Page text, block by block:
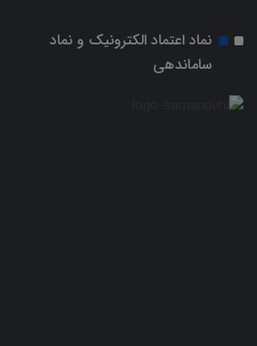
نماد اعتماد الکترونیک و نماد
ساماندهی